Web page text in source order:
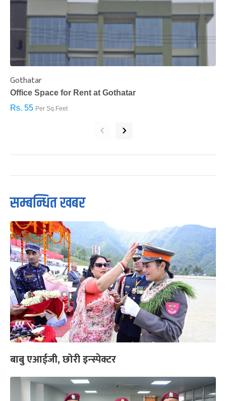
Gothatar
Office Space for Rent at Gothatar
Rs. 55 Per Sq.Feet
‹ ›
सम्बन्धित खबर
बाबु एआईजी, छोरी इन्स्पेक्टर